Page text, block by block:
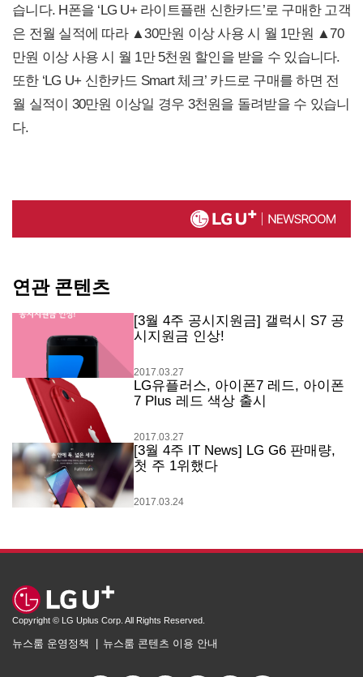
습니다. H폰을 ‘LG U+ 라이트플랜 신한카드’로 구매한 고객
은 전월 실적에 따라 ▲30만원 이상 사용 시 월 1만원 ▲70
만원 이상 사용 시 월 1만 5천원 할인을 받을 수 있습니다.
또한 ‘LG U+ 신한카드 Smart 체크’ 카드로 구매를 하면 전
월 실적이 30만원 이상일 경우 3천원을 돌려받을 수 있습니
다.
연관 콘텐츠
[3월 4주 공시지원금] 갤럭시 S7 공
시지원금 인상!
2017.03.27
LG유플러스, 아이폰7 레드, 아이폰
7 Plus 레드 색상 출시
2017.03.27
[3월 4주 IT News] LG G6 판매량,
첫 주 1위했다
2017.03.24
Copyright © LG Uplus Corp. All Rights Reserved.
뉴스룸 운영정책 뉴스룸 콘텐츠 이용 안내